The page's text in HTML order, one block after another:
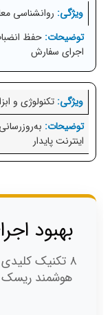
روانشناسی
حفظ
اجرای سفارش
تکنولوژی و
اینترنت پایدار
بهبود
۸ تکنیک
هوشمند ریسک